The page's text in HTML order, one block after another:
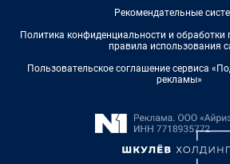
Рекомендательные
Политика конфиденциальности и
правила использования
Пользовательское соглашение сервиса
рекламы»